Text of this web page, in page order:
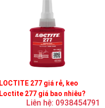
LOCTITE 277 giá rẻ, keo
Loctite 277 giá bao nhiêu?
Liên hệ: 0938454791